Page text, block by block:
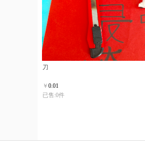
刀
￥ 0.01
已售:0件